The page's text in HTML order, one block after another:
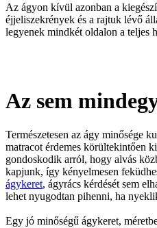
Az ágyon kívül azonban a
éjjeliszekrények és a rajtuk lévő
legyenek mindkét oldalon a teljes
Az sem
Természetesen az ágy minősége
matracot érdemes körültekintően
gondoskodik arról, hogy alvás
kapjunk, így kényelmesen
ágykeret, ágyrács kérdését sem
lehet nyugodtan pihenni, ha
Egy jó minőségű ágykeret,